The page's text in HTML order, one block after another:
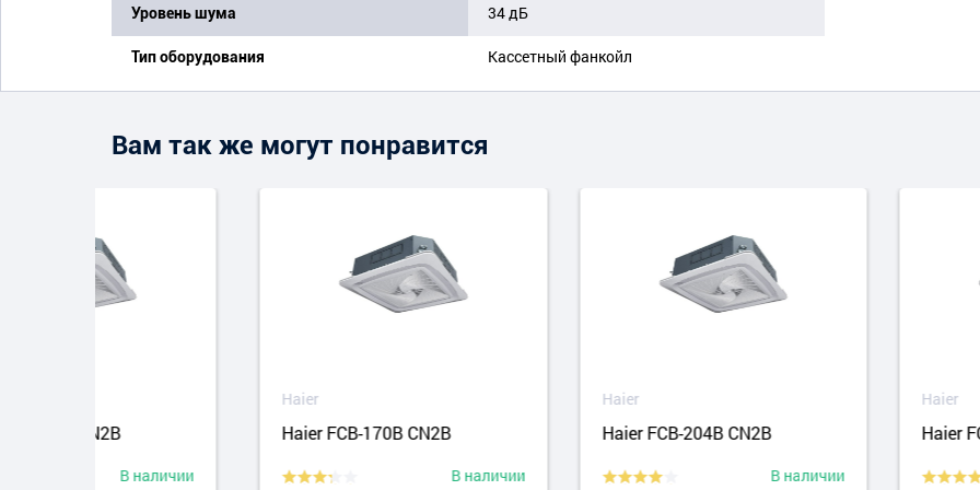
Уровень шума 34 дБ
Тип оборудования Кассетный фанкойл
Вам так же могут понравится
Haier FCB-170B CN2B
В наличии
Haier FCB-204B CN2B
В наличии
Haier FCB-238B CN2B
В